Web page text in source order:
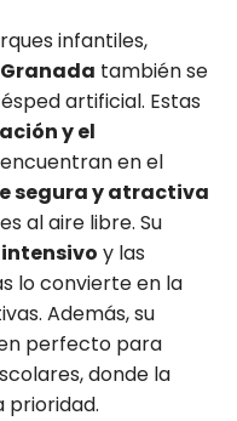
infantiles,
Granada también se
artificial. Estas
y el
en el
segura y atractiva
al aire libre. Su
y las
lo convierte en la
Además, su
perfecto para
donde la
prioridad.